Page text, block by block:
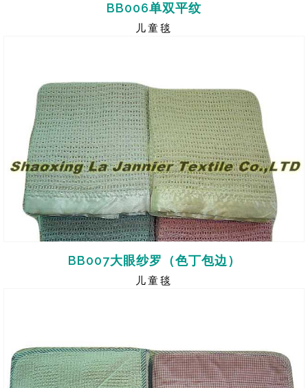
BB006单双平纹
儿童毯
BB007大眼纱罗（色丁包边）
儿童毯